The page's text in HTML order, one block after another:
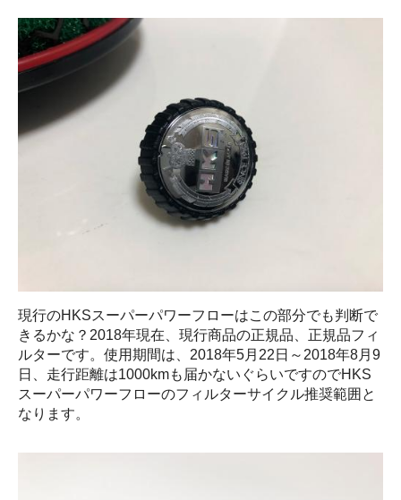
現行のHKSスーパーパワーフローはこの部分でも判断で
きるかな？2018年現在、現行商品の正規品、正規品フィ
ルターです。使用期間は、2018年5月22日～2018年8月9
日、走行距離は1000kmも届かないぐらいですのでHKS
スーパーパワーフローのフィルターサイクル推奨範囲と
なります。